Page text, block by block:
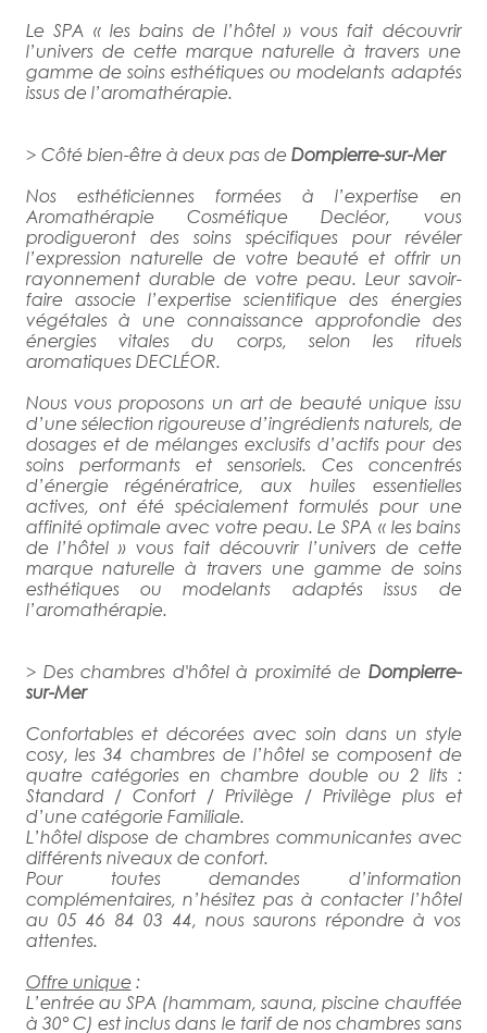
Le SPA « les bains de l’hôtel » vous fait découvrir
l’univers de cette marque naturelle à travers une
gamme de soins esthétiques ou modelants adaptés
issus de l’aromathérapie.
> Côté bien-être à deux pas de Dompierre-sur-Mer
Nos esthéticiennes formées à l’expertise en
Aromathérapie Cosmétique Decléor, vous
prodigueront des soins spécifiques pour révéler
l’expression naturelle de votre beauté et offrir un
rayonnement durable de votre peau. Leur savoir-
faire associe l’expertise scientifique des énergies
végétales à une connaissance approfondie des
énergies vitales du corps, selon les rituels
aromatiques DECLÉOR.
Nous vous proposons un art de beauté unique issu
d’une sélection rigoureuse d’ingrédients naturels, de
dosages et de mélanges exclusifs d’actifs pour des
soins performants et sensoriels. Ces concentrés
d’énergie régénératrice, aux huiles essentielles
actives, ont été spécialement formulés pour une
affinité optimale avec votre peau. Le SPA « les bains
de l’hôtel » vous fait découvrir l’univers de cette
marque naturelle à travers une gamme de soins
esthétiques ou modelants adaptés issus de
l’aromathérapie.
> Des chambres d'hôtel à proximité de Dompierre-
sur-Mer
Confortables et décorées avec soin dans un style
cosy, les 34 chambres de l’hôtel se composent de
quatre catégories en chambre double ou 2 lits :
Standard / Confort / Privilège / Privilège plus et
d’une catégorie Familiale.
L’hôtel dispose de chambres communicantes avec
différents niveaux de confort.
Pour toutes demandes d’information
complémentaires, n’hésitez pas à contacter l’hôtel
au 05 46 84 03 44, nous saurons répondre à vos
attentes.
Offre unique:
L’entrée au SPA (hammam, sauna, piscine chauffée
à 30° C) est inclus dans le tarif de nos chambres sans